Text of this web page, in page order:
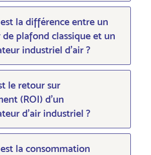
la différence entre un
plafond classique et un
industriel d’air ?
le retour sur
(ROI) d’un
d’air industriel ?
la consommation